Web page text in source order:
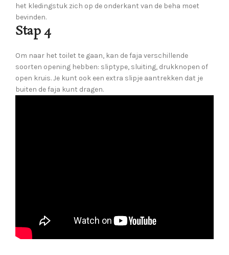
het kledingstuk zich op de onderkant van de beha moet
bevinden.
Stap 4
Om naar het toilet te gaan, kan de faja verschillende
soorten opening hebben: sliptype, sluiting, drukknopen of
open kruis. Je kunt ook een extra slipje aantrekken dat je
buiten de faja kunt dragen.